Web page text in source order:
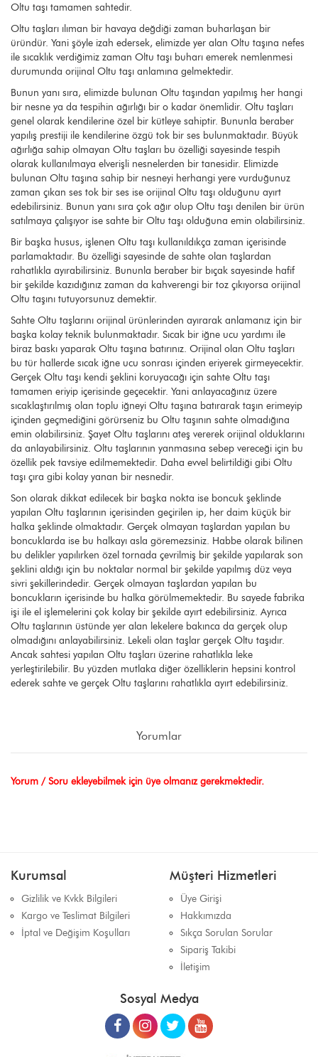
Oltu taşı tamamen sahtedir.
Oltu taşları ılıman bir havaya değdiği zaman buharlaşan bir
üründür. Yani şöyle izah edersek, elimizde yer alan Oltu taşına nefes
ile sıcaklık verdiğimiz zaman Oltu taşı buharı emerek nemlenmesi
durumunda orijinal Oltu taşı anlamına gelmektedir.
Bunun yanı sıra, elimizde bulunan Oltu taşından yapılmış her hangi
bir nesne ya da tespihin ağırlığı bir o kadar önemlidir. Oltu taşları
genel olarak kendilerine özel bir kütleye sahiptir. Bununla beraber
yapılış prestiji ile kendilerine özgü tok bir ses bulunmaktadır. Büyük
ağırlığa sahip olmayan Oltu taşları bu özelliği sayesinde tespih
olarak kullanılmaya elverişli nesnelerden bir tanesidir. Elimizde
bulunan Oltu taşına sahip bir nesneyi herhangi yere vurduğunuz
zaman çıkan ses tok bir ses ise orijinal Oltu taşı olduğunu ayırt
edebilirsiniz. Bunun yanı sıra çok ağır olup Oltu taşı denilen bir ürün
satılmaya çalışıyor ise sahte bir Oltu taşı olduğuna emin olabilirsiniz.
Bir başka husus, işlenen Oltu taşı kullanıldıkça zaman içerisinde
parlamaktadır. Bu özelliği sayesinde de sahte olan taşlardan
rahatlıkla ayırabilirsiniz. Bununla beraber bir bıçak sayesinde hafif
bir şekilde kazıdığınız zaman da kahverengi bir toz çıkıyorsa orijinal
Oltu taşını tutuyorsunuz demektir.
Sahte Oltu taşlarını orijinal ürünlerinden ayırarak anlamanız için bir
başka kolay teknik bulunmaktadır. Sıcak bir iğne ucu yardımı ile
biraz baskı yaparak Oltu taşına batırınız. Orijinal olan Oltu taşları
bu tür hallerde sıcak iğne ucu sonrası içinden eriyerek girmeyecektir.
Gerçek Oltu taşı kendi şeklini koruyacağı için sahte Oltu taşı
tamamen eriyip içerisinde geçecektir. Yani anlayacağınız üzere
sıcaklaştırılmış olan toplu iğneyi Oltu taşına batırarak taşın erimeyip
içinden geçmediğini görürseniz bu Oltu taşının sahte olmadığına
emin olabilirsiniz. Şayet Oltu taşlarını ateş vererek orijinal olduklarını
da anlayabilirsiniz. Oltu taşlarının yanmasına sebep vereceği için bu
özellik pek tavsiye edilmemektedir. Daha evvel belirtildiği gibi Oltu
taşı çıra gibi kolay yanan bir nesnedir.
Son olarak dikkat edilecek bir başka nokta ise boncuk şeklinde
yapılan Oltu taşlarının içerisinden geçirilen ip, her daim küçük bir
halka şeklinde olmaktadır. Gerçek olmayan taşlardan yapılan bu
boncuklarda ise bu halkayı asla göremezsiniz. Habbe olarak bilinen
bu delikler yapılırken özel tornada çevrilmiş bir şekilde yapılarak son
şeklini aldığı için bu noktalar normal bir şekilde yapılmış düz veya
sivri şekillerindedir. Gerçek olmayan taşlardan yapılan bu
boncukların içerisinde bu halka görülmemektedir. Bu sayede fabrika
işi ile el işlemelerini çok kolay bir şekilde ayırt edebilirsiniz. Ayrıca
Oltu taşlarının üstünde yer alan lekelere bakınca da gerçek olup
olmadığını anlayabilirsiniz. Lekeli olan taşlar gerçek Oltu taşıdır.
Ancak sahtesi yapılan Oltu taşları üzerine rahatlıkla leke
yerleştirilebilir. Bu yüzden mutlaka diğer özelliklerin hepsini kontrol
ederek sahte ve gerçek Oltu taşlarını rahatlıkla ayırt edebilirsiniz.
Yorumlar
Yorum / Soru ekleyebilmek için üye olmanız gerekmektedir.
Kurumsal
Gizlilik ve Kvkk Bilgileri
Kargo ve Teslimat Bilgileri
İptal ve Değişim Koşulları
Müşteri Hizmetleri
Üye Girişi
Hakkımızda
Sıkça Sorulan Sorular
Sipariş Takibi
İletişim
Sosyal Medya